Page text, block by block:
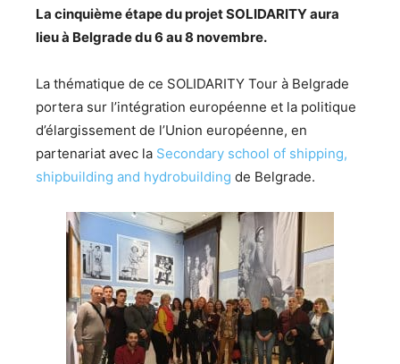
La cinquième étape du projet SOLIDARITY aura
lieu à Belgrade du 6 au 8 novembre.
La thématique de ce SOLIDARITY Tour à Belgrade
portera sur l’intégration européenne et la politique
d’élargissement de l’Union européenne, en
partenariat avec la Secondary school of shipping,
shipbuilding and hydrobuilding de Belgrade.